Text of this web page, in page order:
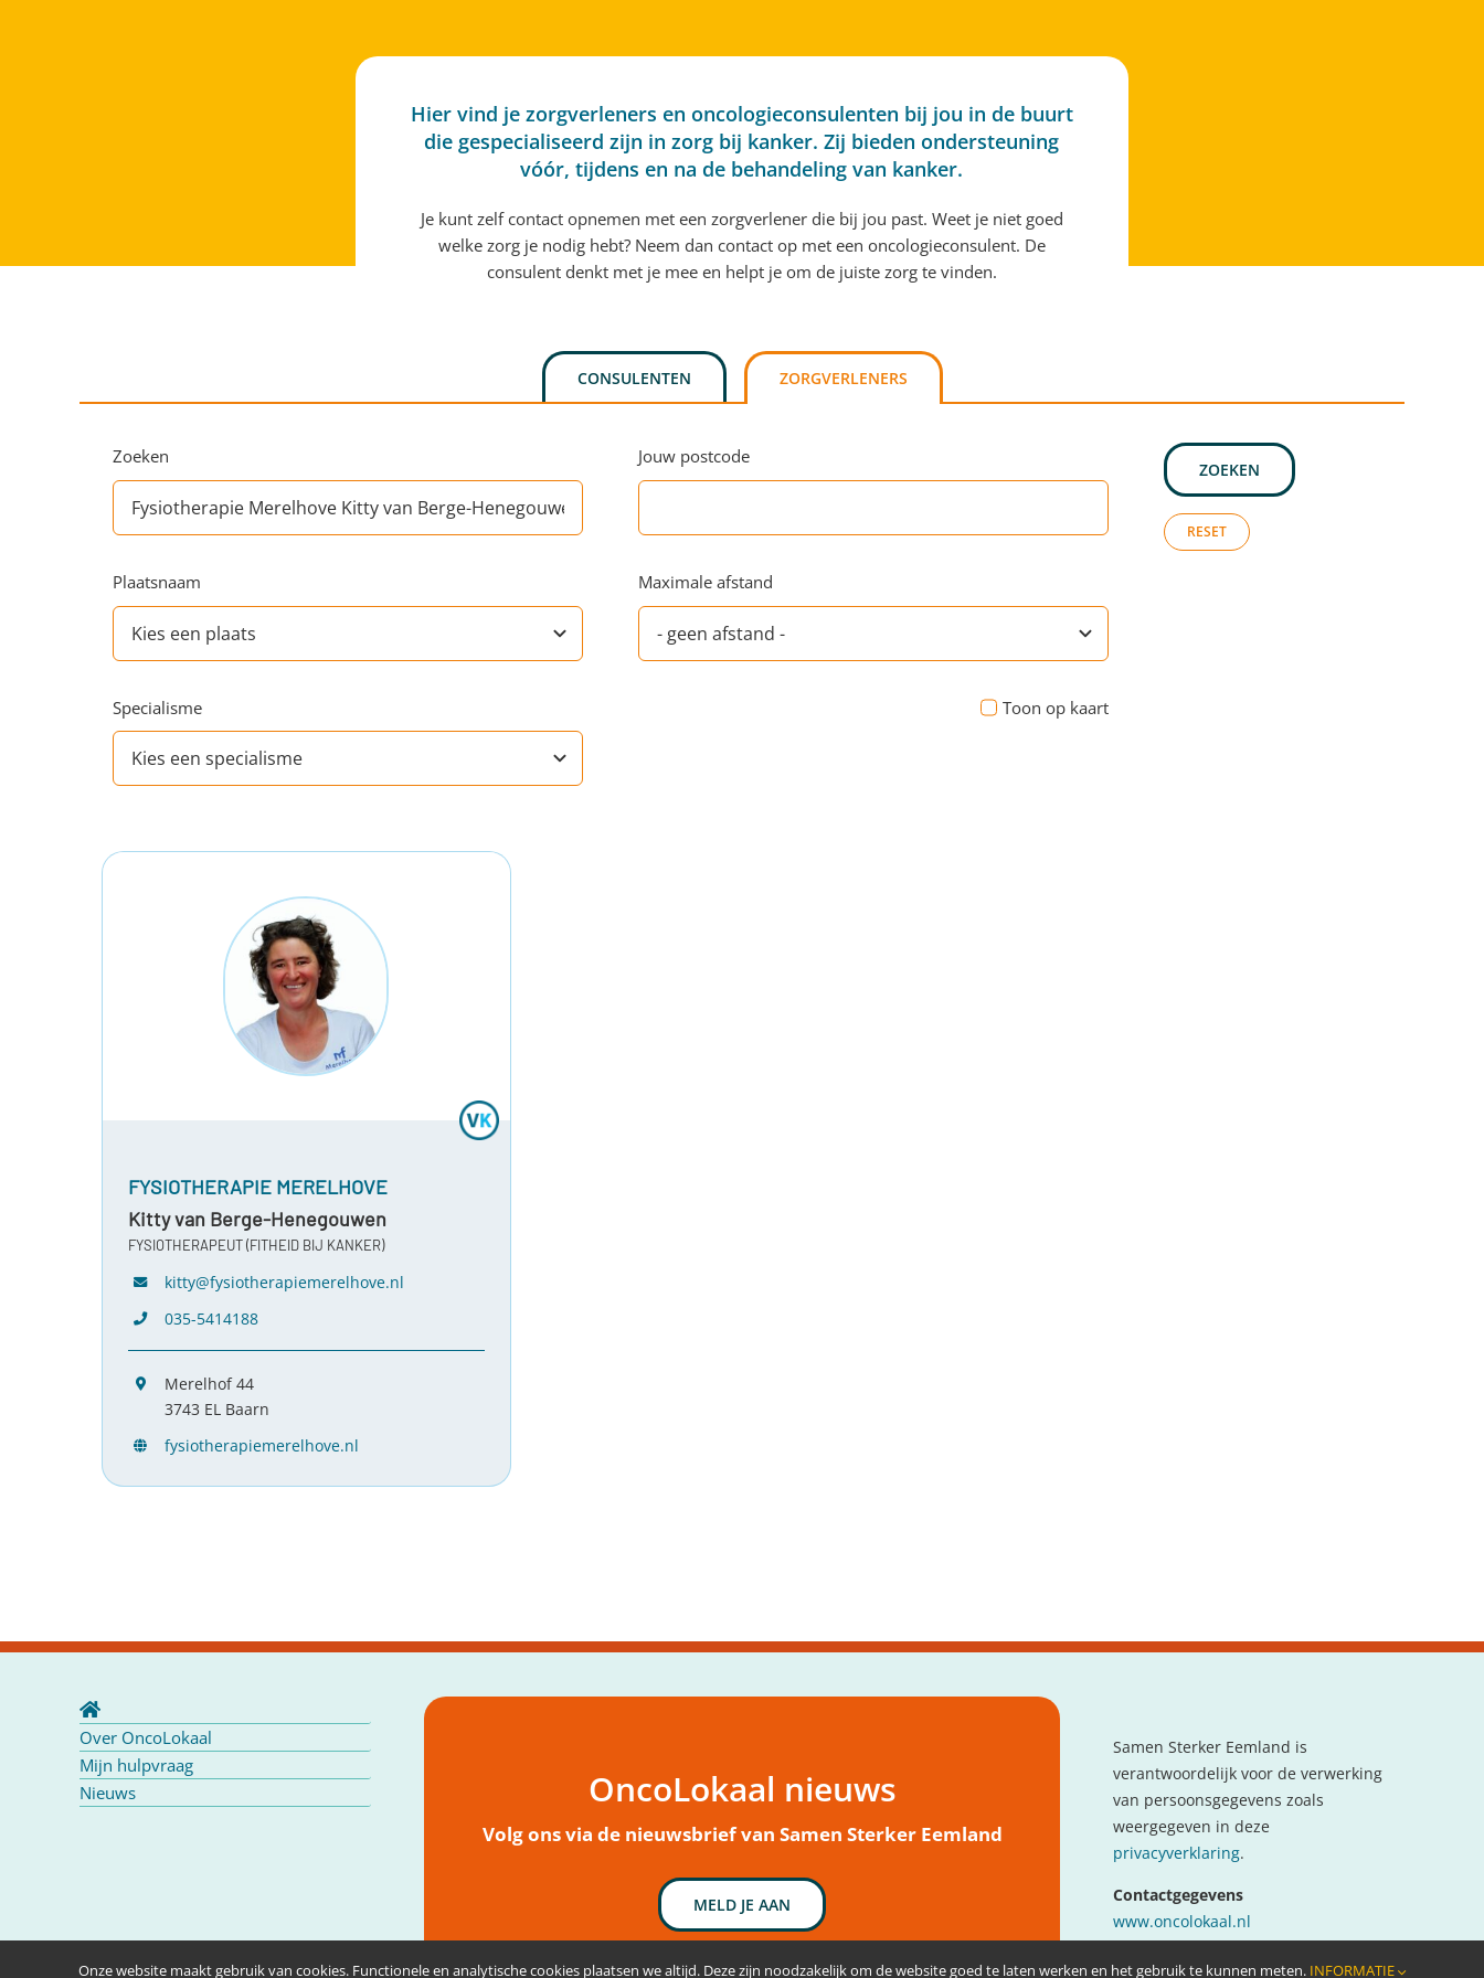
Hier vind je zorgverleners en oncologieconsulenten bij jou in de buurt
die gespecialiseerd zijn in zorg bij kanker. Zij bieden ondersteuning
vóór, tijdens en na de behandeling van kanker.
Je kunt zelf contact opnemen met een zorgverlener die bij jou past. Weet je niet goed
welke zorg je nodig hebt? Neem dan contact op met een oncologieconsulent. De
consulent denkt met je mee en helpt je om de juiste zorg te vinden.
CONSULENTEN ZORGVERLENERS
Zoeken
Plaatsnaam
Specialisme
Jouw postcode
Maximale afstand
Toon op kaart
ZOEKEN
RESET
FYSIOTHERAPIE MERELHOVE
Kitty van Berge-Henegouwen
FYSIOTHERAPEUT (FITHEID BIJ KANKER)
kitty@fysiotherapiemerelhove.nl
035-5414188
Merelhof 44
3743 EL Baarn
fysiotherapiemerelhove.nl
Over OncoLokaal
Mijn hulpvraag
Nieuws
OncoLokaal nieuws
Volg ons via de nieuwsbrief van Samen Sterker Eemland
MELD JE AAN
Samen Sterker Eemland is
verantwoordelijk voor de verwerking
van persoonsgegevens zoals
weergegeven in deze
privacyverklaring.
Contactgegevens
www.oncolokaal.nl
Onze website maakt gebruik van cookies. Functionele en analytische cookies plaatsen we altijd. Deze zijn noodzakelijk om de website goed te laten werken en het gebruik te kunnen meten. INFORMATIE